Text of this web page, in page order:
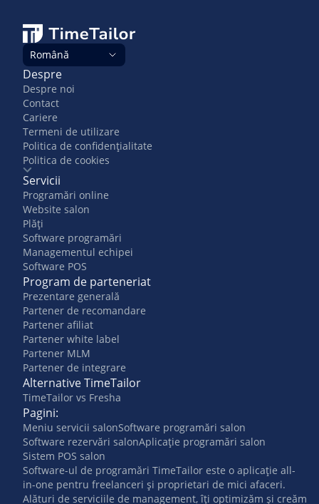
Română
Despre
Despre noi
Contact
Cariere
Termeni de utilizare
Politica de confidențialitate
Politica de cookies
Servicii
Programări online
Website salon
Plăți
Software programări
Managementul echipei
Software POS
Program de parteneriat
Prezentare generală
Partener de recomandare
Partener afiliat
Partener white label
Partener MLM
Partener de integrare
Alternative TimeTailor
TimeTailor vs Fresha
Pagini:
Meniu servicii salonSoftware programări salon
Software rezervări salonAplicație programări salon
Sistem POS salon
Software-ul de programări TimeTailor este o aplicație all-
in-one pentru freelanceri și proprietari de mici afaceri.
Alături de serviciile de management, îți optimizăm și creăm